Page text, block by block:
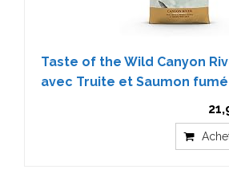
Taste of the Wild Canyon
avec Truite et Saumon fumé